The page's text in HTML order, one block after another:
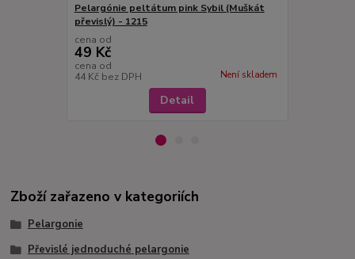
Pelargónie peltátum pink Sybil (Muškát
převislý) - 1215
cena od
49 Kč
cena od
44 Kč bez DPH Není skladem
Detail
Zboží zařazeno v kategoriích
Pelargonie
Převislé jednoduché pelargonie